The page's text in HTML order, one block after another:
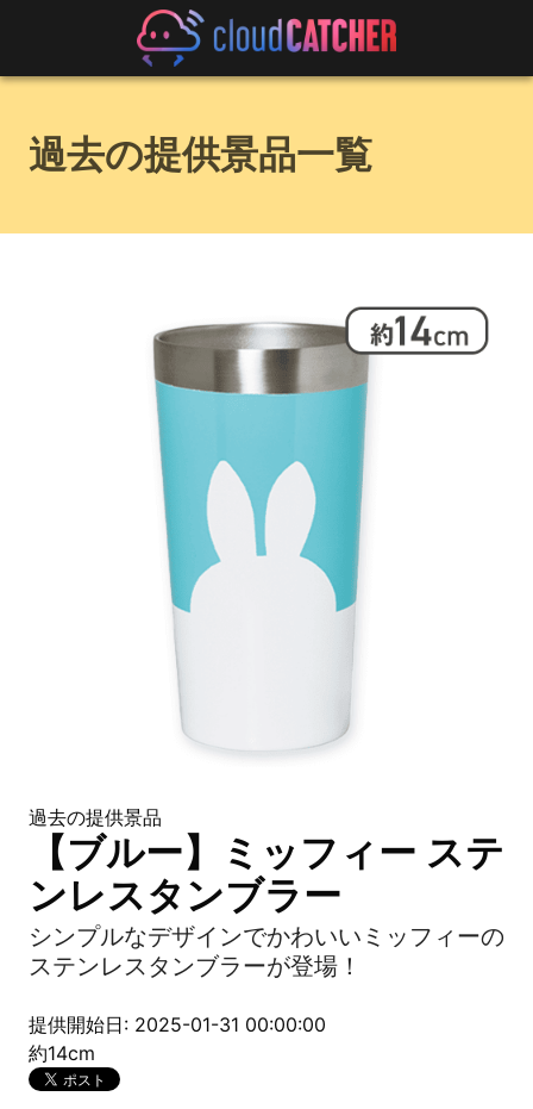
過去の提供景品一覧
過去の提供景品
【ブルー】ミッフィー ステ
ンレスタンブラー
シンプルなデザインでかわいいミッフィーの
ステンレスタンブラーが登場！
提供開始日: 2025-01-31 00:00:00
約14cm